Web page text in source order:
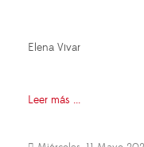
Elena Vivar
Leer más ...